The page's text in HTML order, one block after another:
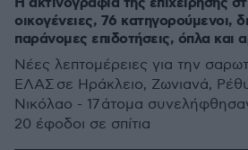
οικογένειες, 76 κατηγορούμενοι,
παράνομες επιδοτήσεις, όπλα και
Νέες λεπτομέρειες για την
ΕΛΑΣ σε Ηράκλειο, Ζωνιανά,
Νικόλαο - 17 άτομα
20 έφοδοι σε σπίτια